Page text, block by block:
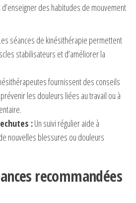
des habitudes de mouvement
séances de kinésithérapie permettent
stabilisateurs et d’améliorer la
fournissent des conseils
les douleurs liées au travail ou à
:Un suivi régulier aide à
nouvelles blessures ou douleurs
recommandées